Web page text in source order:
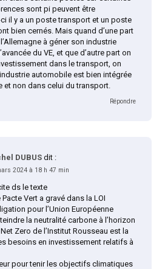
sont pi peuvent être
il y a un poste transport et un poste
bien cernés. Mais quand d’une part
à géner son industrie
du VE, et que d’autre part on
dans le transport, on
automobile est bien intégrée
et non dans celui du transport.
Répondre
DUBUS dit :
2024 à 18 h 47 min
ds le texte
Pacte Vert a gravé dans la LOI
pour l’Union Européenne
la neutralité carbone à l’horizon
Zero de l’Institut Rousseau est la
besoins en investissement relatifs à
pour tenir les objectifs climatiques